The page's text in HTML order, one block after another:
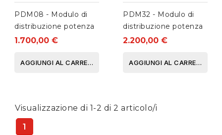
PDM08 - Modulo di
distribuzione potenza
1.700,00 €
AGGIUNGI AL CARRELLO
PDM32 - Modulo di
distribuzione potenza
2.200,00 €
AGGIUNGI AL CARRELLO
Visualizzazione di 1-2 di 2 articolo/i
1